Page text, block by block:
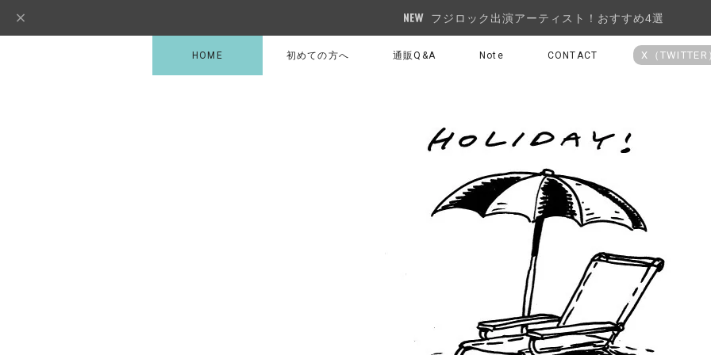
フジロック出演アーティスト！おすすめ4選
HOME 初めての方へ 通販Q&A Note CONTACT X（TWITTER